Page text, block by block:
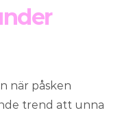
när påsken
trend att unna